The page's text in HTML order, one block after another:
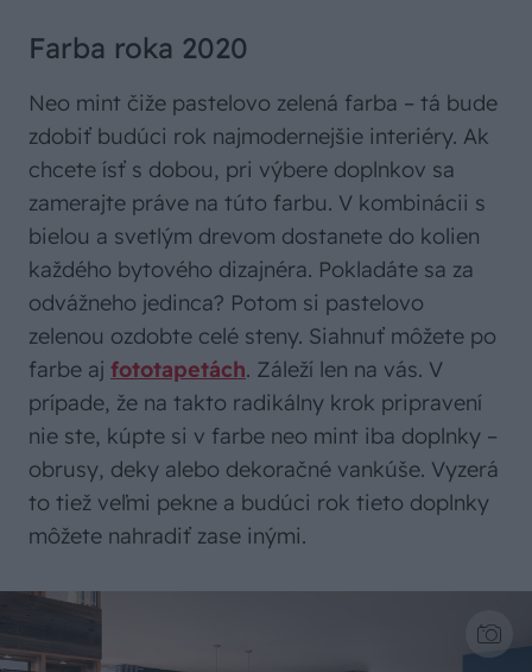
Farba roka 2020
Neo mint čiže pastelovo zelená farba – tá bude
zdobiť budúci rok najmodernejšie interiéry. Ak
chcete ísť s dobou, pri výbere doplnkov sa
zamerajte práve na túto farbu. V kombinácii s
bielou a svetlým drevom dostanete do kolien
každého bytového dizajnéra. Pokladáte sa za
odvážneho jedinca? Potom si pastelovo
zelenou ozdobte celé steny. Siahnuť môžete po
farbe aj fototapetách. Záleží len na vás. V
prípade, že na takto radikálny krok pripravení
nie ste, kúpte si v farbe neo mint iba doplnky –
obrusy, deky alebo dekoračné vankúše. Vyzerá
to tiež veľmi pekne a budúci rok tieto doplnky
môžete nahradiť zase inými.